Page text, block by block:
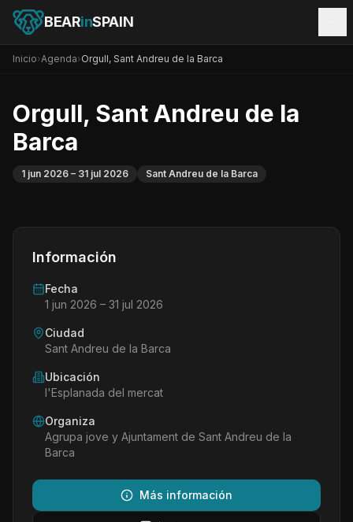
BEARinSPAIN
Inicio›Agenda›Orgull, Sant Andreu de la Barca
Orgull, Sant Andreu de la
Barca
1 jun 2026 – 31 jul 2026 Sant Andreu de la Barca
Información
Fecha
1 jun 2026 – 31 jul 2026
Ciudad
Sant Andreu de la Barca
Ubicación
l'Esplanada del mercat
Organiza
Agrupa jove y Ajuntament de Sant Andreu de la
Barca
Más información